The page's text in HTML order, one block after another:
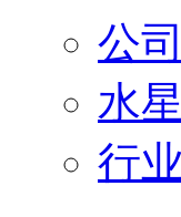
公
水
行